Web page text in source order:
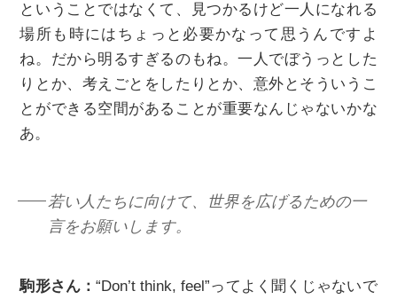
ということではなくて、見つかるけど一人になれる
場所も時にはちょっと必要かなって思うんですよ
ね。だから明るすぎるのもね。一人でぼうっとした
りとか、考えごとをしたりとか、意外とそういうこ
とができる空間があることが重要なんじゃないかな
あ。
若い人たちに向けて、世界を広げるための一
言をお願いします。
駒形さん：“Don’t think, feel”ってよく聞くじゃないで